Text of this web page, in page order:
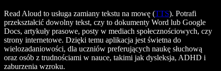
Read Aloud to usługa zamiany tekstu na mowę (TTS). Potrafi
przekształcić dowolny tekst, czy to dokumenty Word lub Google
Docs, artykuły prasowe, posty w mediach społecznościowych, czy
strony internetowe. Dzięki temu aplikacja jest świetna do
wielozadaniowości, dla uczniów preferujących naukę słuchową
oraz osób z trudnościami w nauce, takimi jak dysleksja, ADHD i
zaburzenia wzroku.